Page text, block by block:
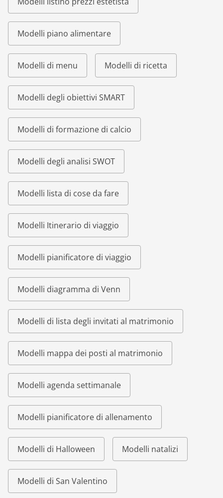
Modelli piano alimentare
Modelli di menu Modelli di ricetta
Modelli degli obiettivi SMART
Modelli di formazione di calcio
Modelli degli analisi SWOT
Modelli lista di cose da fare
Modelli Itinerario di viaggio
Modelli pianificatore di viaggio
Modelli diagramma di Venn
Modelli di lista degli invitati al matrimonio
Modelli mappa dei posti al matrimonio
Modelli agenda settimanale
Modelli pianificatore di allenamento
Modelli di Halloween Modelli natalizi
Modelli di San Valentino